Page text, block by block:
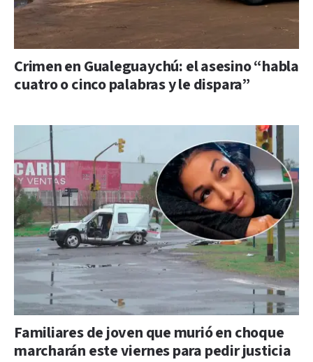
Crimen en Gualeguaychú: el asesino “habla
cuatro o cinco palabras y le dispara”
Familiares de joven que murió en choque
marcharán este viernes para pedir justicia